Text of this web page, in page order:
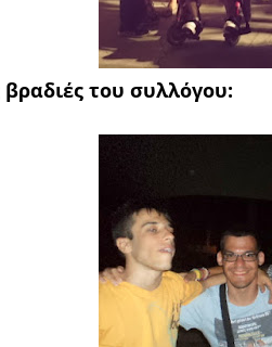
βραδιές του συλλόγου: